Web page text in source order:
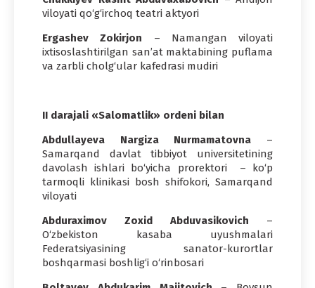
viloyati qo‘g‘irchoq teatri aktyori
Ergashev Zokirjon – Namangan viloyati
ixtisoslashtirilgan san’at maktabining puflama
va zarbli cholg‘ular kafedrasi mudiri
II darajali «Salomatlik» ordeni bilan
Abdullayeva Nargiza Nurmamatovna –
Samarqand davlat tibbiyot universitetining
davolash ishlari bo‘yicha prorektori – ko‘p
tarmoqli klinikasi bosh shifokori, Samarqand
viloyati
Abduraximov Zoxid Abduvasikovich –
O‘zbekiston kasaba uyushmalari
Federatsiyasining sanator-kurortlar
boshqarmasi boshlig‘i o‘rinbosari